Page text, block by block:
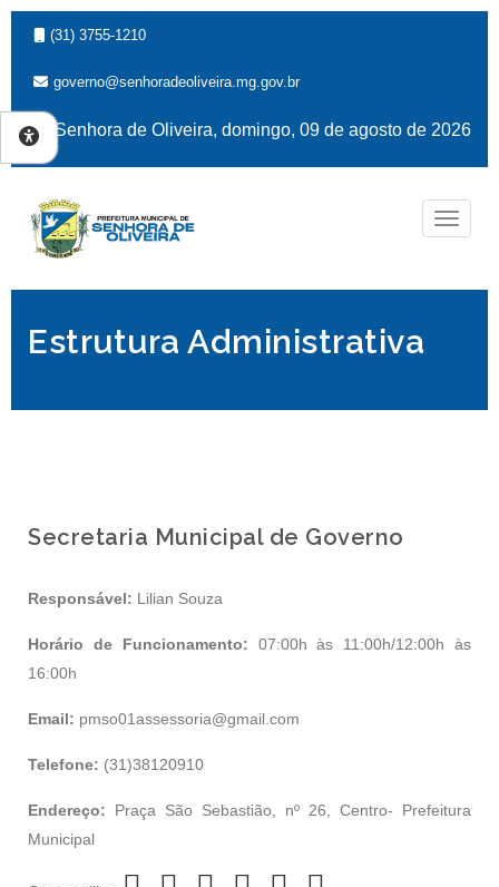
(31) 3755-1210
governo@senhoradeoliveira.mg.gov.br
Senhora de Oliveira, domingo, 09 de agosto de 2026
Estrutura Administrativa
Secretaria Municipal de Governo
Responsável: Lilian Souza
Horário de Funcionamento: 07:00h às 11:00h/12:00h às
16:00h
Email: pmso01assessoria@gmail.com
Telefone: (31)38120910
Endereço: Praça São Sebastião, nº 26, Centro- Prefeitura
Municipal